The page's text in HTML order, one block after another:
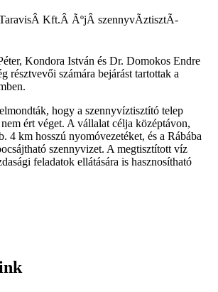
Kondora István és Dr. Domokos Endre
résztvevői számára bejárást tartottak a
hogy a szennyvíztisztító telep
ért véget. A vállalat célja középtávon,
4 km hosszú nyomóvezetéket, és a Rábába
szennyvizet. A megtisztított víz
feladatok ellátására is hasznosítható